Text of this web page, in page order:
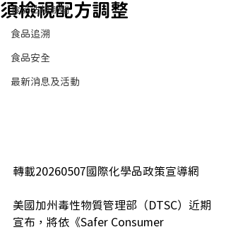
食品法規新聞
食品追溯
食品安全
最新消息及活動
須檢視配方調整
轉載20260507國際化學品政策宣導網
美國加州毒性物質管理部（DTSC）近期
宣布，將依《Safer Consumer